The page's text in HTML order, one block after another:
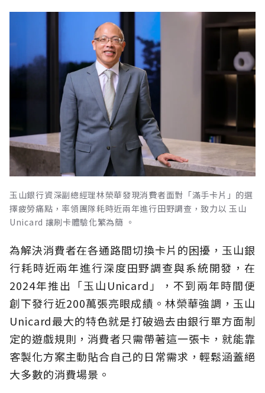
玉山銀行資深副總經理林榮華發現消費者面對「滿手卡片」的選
擇疲勞痛點，率領團隊耗時近兩年進行田野調查，致力以 玉山
Unicard 讓刷卡體驗化繁為簡 。
為解決消費者在各通路間切換卡片的困擾，玉山銀
行耗時近兩年進行深度田野調查與系統開發，在
2024年推出「玉山Unicard」，不到兩年時間便
創下發行近200萬張亮眼成績。林榮華強調，玉山
Unicard最大的特色就是打破過去由銀行單方面制
定的遊戲規則，消費者只需帶著這一張卡，就能靠
客製化方案主動貼合自己的日常需求，輕鬆涵蓋絕
大多數的消費場景。